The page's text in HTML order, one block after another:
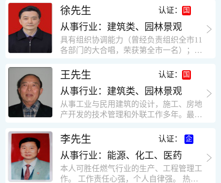
营乡刘庄火力发电厂项目经理，该项目有
平方装配式工业厂房，焦作市林果住宅小
区项目经理，该项目有住宅楼9栋6层砖混
结构，总建筑面积36000平方米。2004年
限公司专业监理工程师，广东重工监理有
限公司任专业监理工程师，监督的工程
有：广东东莞市花润雪花啤酒厂二期扩建
工程，该工程有钢结构工业厂房2栋，每
栋9000平方米。东莞市新世纪花苑，该工
场；一栋17层。2栋总面积32000平方米，
框架结构。南奥园金州商业步行街等工
程。30年的工作经验积累，使自己能适应
建筑行业的多种工作岗位。
建与扩充经验，并具备教育训练能力；
辽宁华夏律师事务所和辽宁鑫诺律师事务
所执业。王律师在数十年的执业经历中，
多次与美国、英国、香港、北京、深圳等
地的律师共同办理法律事务。 对民商事的
诉讼和非诉讼的合同纠纷、劳动纠纷、债
对刑事案件、仲裁案件都颇有造诣。尤其
擅长处理涉及公司管理、企业改制，资产
收购重组等法律业务。王律师有多篇学术
论文在省部级会议和刊物上发表。数十年
的执业经历中，王律师经办了数百起诉讼
和非诉讼案件，取得了较好的经济效益和
律师一贯的工作作风；法律第一和当事人
合法权益第一，忠诚和敬业是王福营律师
的永恒的追求。
徐先生 认证：
从事行业：建筑类、园林景观
具有组织协调能力（曾经负责组织全市11
各部门的大合唱，荣获第全市一名）；知
等领域）；实际工作能力强，且经验丰
富。
王先生 认证：
从事行业：建筑类、园林景观
从事工业与民用建筑的设计，施工、房地
产开发的技术管理和外联工作多年。最大
最高26层。基础理论和专业技术知识功底
深厚，能熟练从事复杂技术工程的设计与
计算工作，有丰富的大中型工程项目的施
工技术经验。知识广博，设计、施工、予
决算、资产评估等都有较深造诣。曾独立
李先生 认证：
从事行业：能源、化工、医药
本人可胜任燃气行业的生产、工程管理工
作。 工作责任心强，个人自律强。 热爱